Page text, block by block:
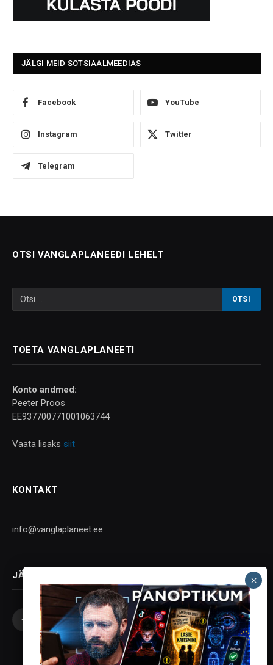
JÄLGI MEID SOTSIAALMEEDIAS
Facebook YouTube
Instagram Twitter
Telegram
OTSI VANGLAPLANEEDI LEHELT
TOETA VANGLAPLANEETI
Konto andmed:
Peeter Proos
EE937700771001063744
Vaata lisaks siit
KONTAKT
info@vanglaplaneet.ee
JÄLGI SOTSIAALMEEDIAS
Facebook
X
(Twitter)
InstagramYouTubeTelegram